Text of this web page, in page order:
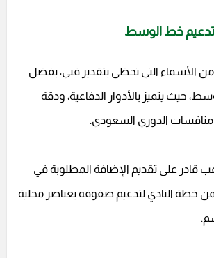
خط الوسط
الأسماء التي تحظى بتقدير فني، بفضل
حيث يتميز بالأدوار الدفاعية، ودقة
منافسات الدوري السعودي.
قادر على تقديم الإضافة المطلوبة في
النادي لتدعيم صفوفه بعناصر محلية